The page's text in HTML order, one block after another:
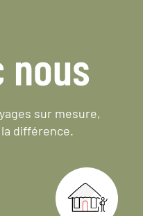
nous
sur mesure,
différence.